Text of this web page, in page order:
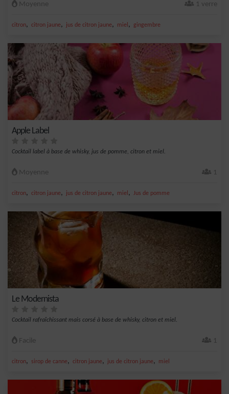
Moyenne 1 verre
citron, citron jaune, jus de citron jaune, miel , gingembre
Apple Label
Cocktail label à base de whisky, jus de pomme, citron et miel.
Moyenne 1
citron, citron jaune, jus de citron jaune, miel , Jus de pomme
Le Modernista
Cocktail rafraîchissant mais corsé à base de whisky, citron et miel.
Facile 1
citron, sirop de canne, citron jaune, jus de citron jaune, miel